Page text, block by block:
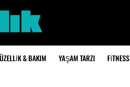
& BAKIM YAŞAM TARZI FITNESS